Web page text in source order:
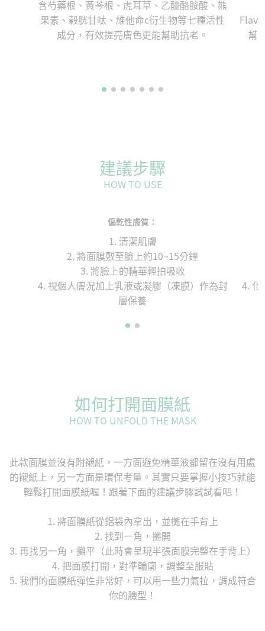
含芍藥根、黃芩根、虎耳草、乙醯酪胺酸、熊
果素、榖胱甘呔、維他命c衍生物等七種活性
成分，有效提亮膚色更能幫助抗老。
幫
建議步驟
HOW TO USE
偏乾性膚質：
1. 清潔肌膚
2. 將面膜敷至臉上約10~15分鐘
3. 將臉上的精華輕拍吸收
4. 視個人膚況加上乳液或凝膠（凍膜）作為封
層保養
4.
如何打開面膜紙
HOW TO UNFOLD THE MASK
此款面膜並沒有附襯紙，一方面避免精華液都留在沒有用處
的襯紙上，另一方面是環保考量。其實只要掌握小技巧就能
輕鬆打開面膜紙喔！跟著下面的建議步驟試試看吧！
1. 將面膜紙從鋁袋內拿出，並攤在手背上
2. 找到一角，攤開
3. 再找另一角，攤平（此時會呈現半張面膜完整在手背上）
4. 把面膜打開，對準輪廓，調整至服貼
5. 我們的面膜紙彈性非常好，可以用一些力氣拉，調成符合
你的臉型！